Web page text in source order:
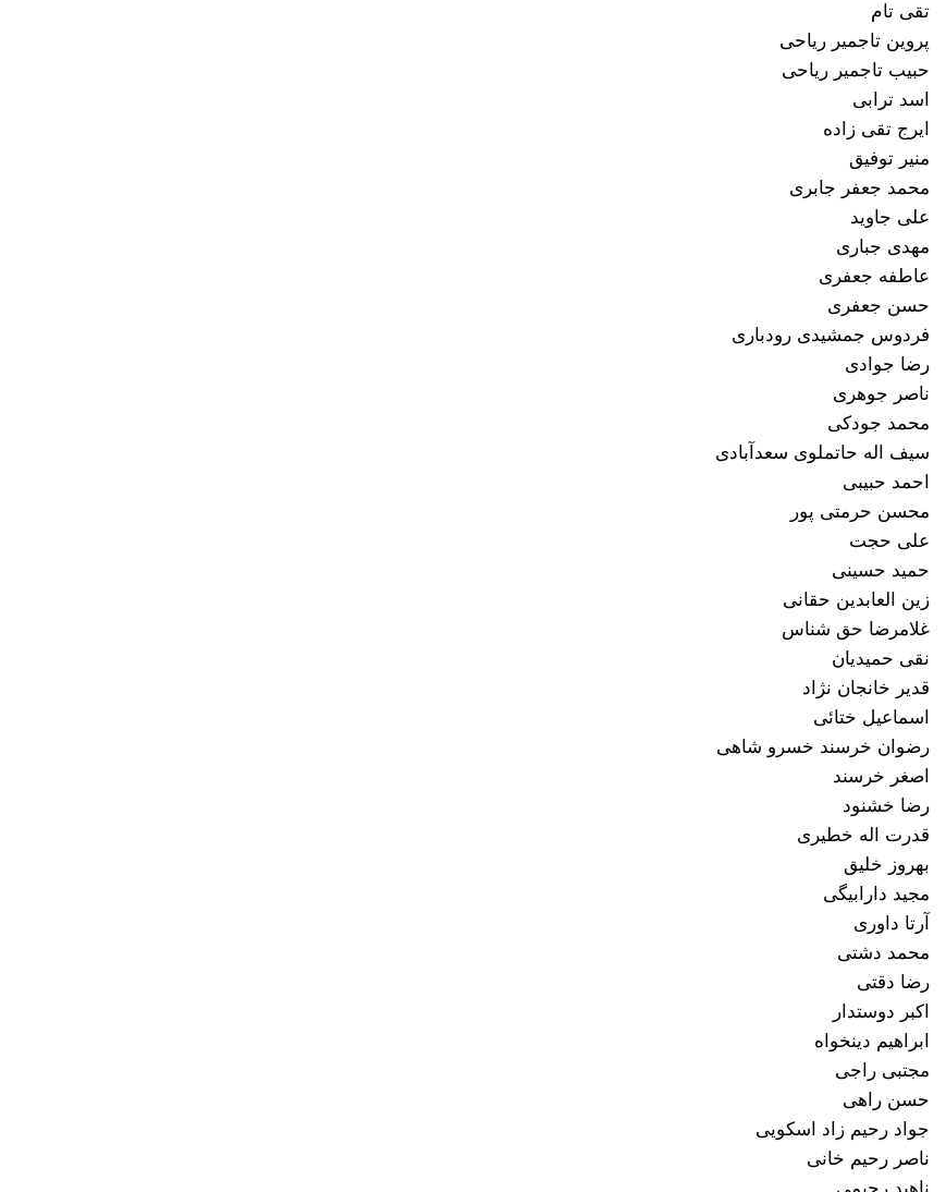
تقی تام
پروین تاجمیر ریاحی
حبیب تاجمیر ریاحی
اسد ترابی
ایرج تقی زاده
منیر توفیق
محمد جعفر جابری
علی جاوید
مهدی جباری
عاطفه جعفری
حسن جعفری
فردوس جمشیدی رودباری
رضا جوادی
ناصر جوهری
محمد جودکی
سیف اله حاتملوی سعدآبادی
احمد حبیبی
محسن حرمتی پور
علی حجت
حمید حسینی
زین العابدین حقانی
غلامرضا حق شناس
نقی حمیدیان
قدیر خانجان نژاد
اسماعیل ختائی
رضوان خرسند خسرو شاهی
اصغر خرسند
رضا خشنود
قدرت اله خطیری
بهروز خلیق
مجید دارابیگی
آرتا داوری
محمد دشتی
رضا دقتی
اکبر دوستدار
ابراهیم دینخواه
مجتبی راجی
حسن راهی
جواد رحیم زاد اسکویی
ناصر رحیم خانی